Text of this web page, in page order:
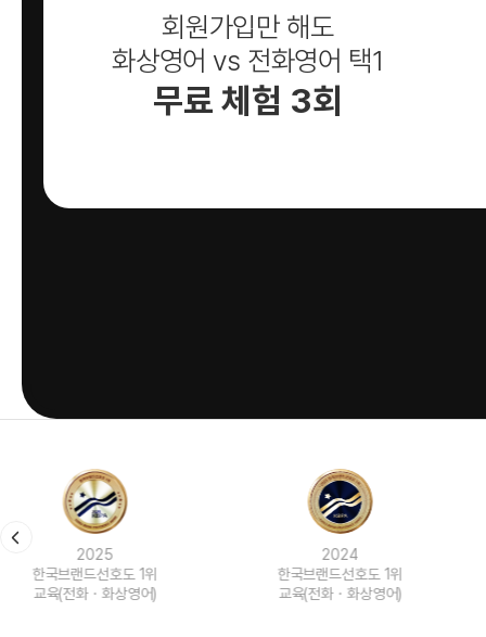
회원가입만 해도
화상영어 vs 전화영어 택1
무료 체험 3회
2024
한국브랜드선호도 1위
교육(전화ㆍ화상영어)
2023
한국브랜드선호도 1위
교육(전화ㆍ화상영어)